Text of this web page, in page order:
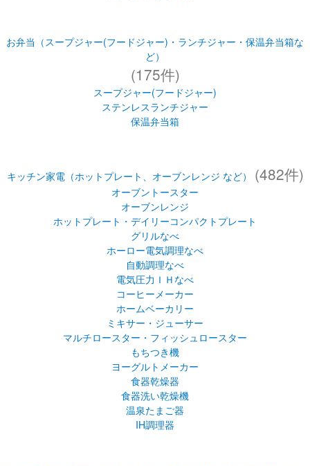
お弁当（スープジャー(フードジャー)・ランチジャー・保温弁当箱な
ど）
(175件)
スープジャー(フードジャー)
ステンレスランチジャー
保温弁当箱
キッチン家電（ホットプレート、オーブンレンジ など） (482件)
オーブントースター
オーブンレンジ
ホットプレート・デイリーコンパクトプレート
グリルなべ
ホーロー電気調理なべ
自動調理なべ
電気圧力ＩＨなべ
コーヒーメーカー
ホームベーカリー
ミキサー・ジューサー
マルチロースター・フィッシュロースター
もちつき機
ヨーグルトメーカー
食器乾燥器
食器洗い乾燥機
温泉たまご器
IH調理器